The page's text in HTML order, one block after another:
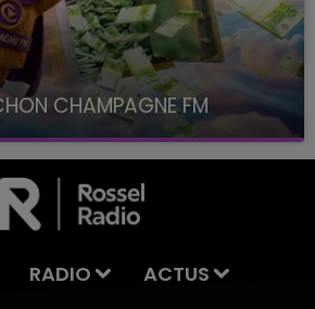
CHAMPAGNE FM
FM, à 8H10
RADIO
ACTUS